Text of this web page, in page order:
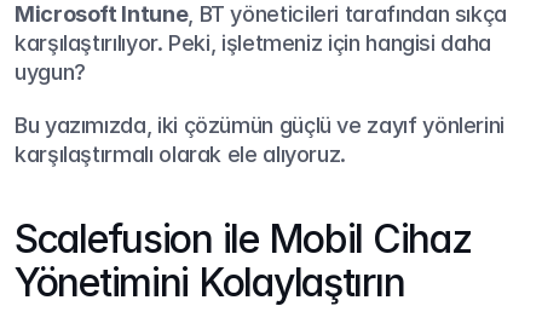
Microsoft Intune, BT yöneticileri tarafından sıkça
karşılaştırılıyor. Peki, işletmeniz için hangisi daha
uygun?
Bu yazımızda, iki çözümün güçlü ve zayıf yönlerini
karşılaştırmalı olarak ele alıyoruz.
Scalefusion ile Mobil Cihaz
Yönetimini Kolaylaştırın